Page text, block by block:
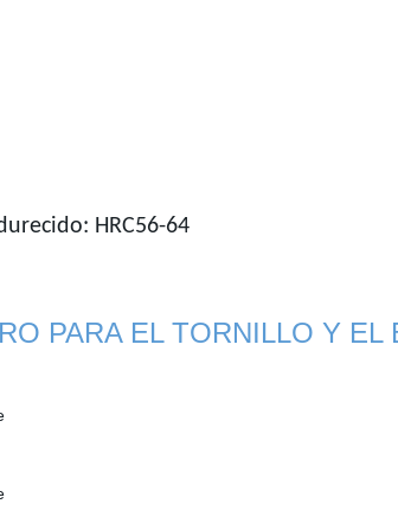
HRC56-64
PARA EL TORNILLO Y EL